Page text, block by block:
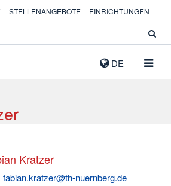
DE
STELLENANGEBOTE EINRICHTUNGEN
Kratzer
email
fabian.kratzer@th-nuernberg.de